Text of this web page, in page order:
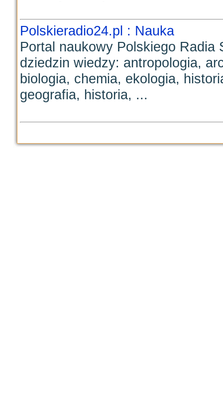
Polskieradio24.pl : Nauka
Portal naukowy Polskiego Radia
dziedzin wiedzy: antropologia,
biologia, chemia, ekologia,
geografia, historia, ...